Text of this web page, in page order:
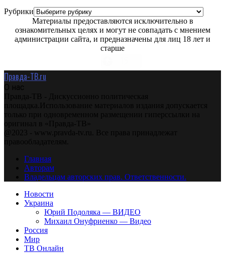
Рубрики
Материалы предоставляются исключительно в
ознакомительных целях и могут не совпадать с мнением
администрации сайта, и предназначены для лиц 18 лет и
старше
Правда-ТВ.ru
О нас
Правда-ТВ - Дискуссионно политическая
площадка.Использование материалов издания допускается
только при одновременном размещении гиперссылки на
оригинал в «Правда-ТВ»
@2023 - www.pravda-tv.ru. Все права принадлежат
правообладателям.
Главная
Авторам
Владельцам авторских прав. Ответственности.
Новости
Украина
Юрий Подоляка — ВИДЕО
Михаил Онуфриенко — Видео
Россия
Мир
ТВ Онлайн